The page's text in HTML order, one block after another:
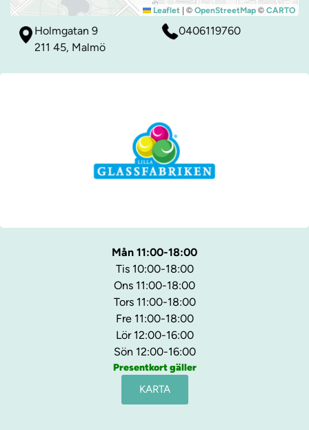
Leaflet | © OpenStreetMap © CARTO
Holmgatan 9
211 45, Malmö
0406119760
Mån 11:00-18:00
Tis 10:00-18:00
Ons 11:00-18:00
Tors 11:00-18:00
Fre 11:00-18:00
Lör 12:00-16:00
Sön 12:00-16:00
Presentkort gäller
KARTA